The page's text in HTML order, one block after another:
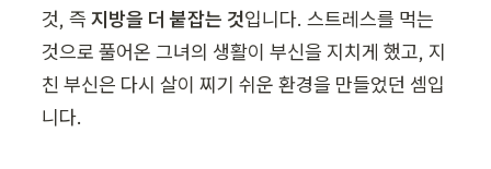
것, 즉 지방을 더 붙잡는 것입니다. 스트레스를 먹는
것으로 풀어온 그녀의 생활이 부신을 지치게 했고, 지
친 부신은 다시 살이 찌기 쉬운 환경을 만들었던 셈입
니다.